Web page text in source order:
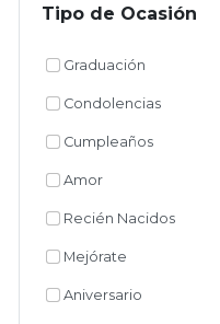
Tipo de Ocasión
Graduación
Condolencias
Cumpleaños
Amor
Recién Nacidos
Mejórate
Aniversario